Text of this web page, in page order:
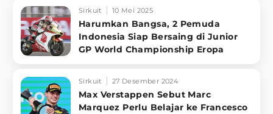
Sirkuit 10 Mei 2025
Harumkan Bangsa, 2 Pemuda
Indonesia Siap Bersaing di Junior
GP World Championship Eropa
Sirkuit 27 Desember 2024
Max Verstappen Sebut Marc
Marquez Perlu Belajar ke Francesco